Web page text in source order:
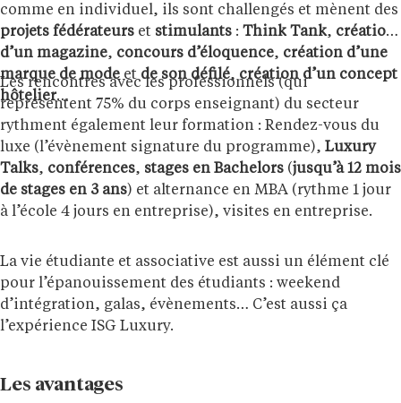
comme en individuel, ils sont challengés et mènent des
projets fédérateurs et stimulants : Think Tank, création
d’un magazine, concours d’éloquence, création d’une
marque de mode et de son défilé, création d’un concept
hôtelier…
Les rencontres avec les professionnels (qui
représentent 75% du corps enseignant) du secteur
rythment également leur formation : Rendez-vous du
luxe (l’évènement signature du programme), Luxury
Talks, conférences, stages en Bachelors (jusqu’à 12 mois
de stages en 3 ans) et alternance en MBA (rythme 1 jour
à l’école 4 jours en entreprise), visites en entreprise.
La vie étudiante et associative est aussi un élément clé
pour l’épanouissement des étudiants : weekend
d’intégration, galas, évènements… C’est aussi ça
l’expérience ISG Luxury.
Les avantages